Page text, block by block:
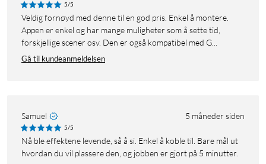
5/5
Veldig fornøyd med denne til en god pris. Enkel å montere.
Appen er enkel og har mange muligheter som å sette tid,
forskjellige scener osv. Den er også kompatibel med G...
Gå til kundeanmeldelsen
Samuel 5 måneder siden
5/5
Nå ble effektene levende, så å si. Enkel å koble til. Bare mål ut
hvordan du vil plassere den, og jobben er gjort på 5 minutter.